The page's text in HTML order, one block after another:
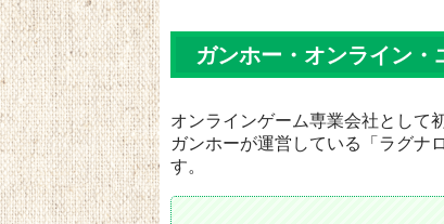
ガンホー・オンライン
オンラインゲーム専業会社として
ガンホーが運営している「ラグナ
す。